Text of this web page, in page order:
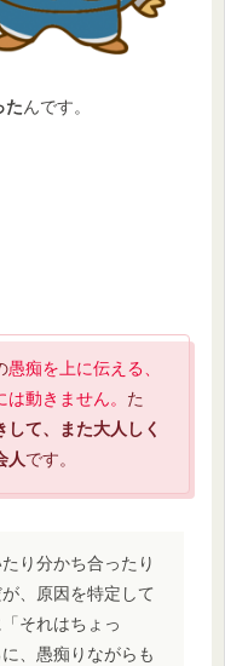
たんです。
愚痴を上に伝える、
動きません。 た
て、また大人しく
人です。
り分かち合ったり
、原因を特定して
それはちょっ
、愚痴りながらも